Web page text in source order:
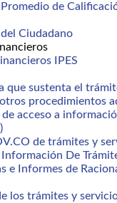
de
Ciudadano
IPES
que sustenta el
procedimientos
acceso a
de trámites y
De
e Informes de
los trámites y